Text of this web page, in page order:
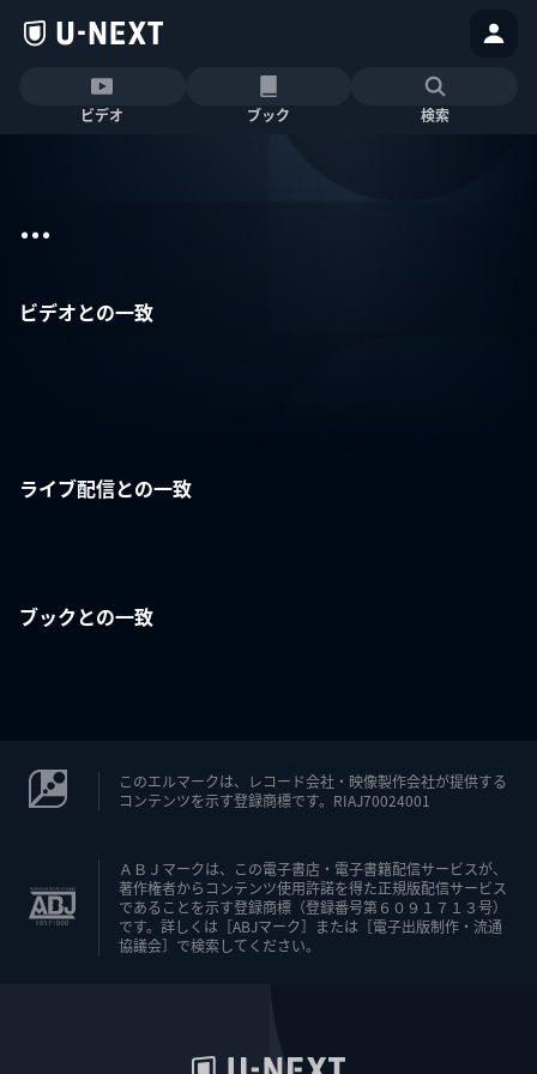
ビデオ ブック 検索
...
ビデオとの一致
ライブ配信との一致
ブックとの一致
このエルマークは、レコード会社・映像製作会社が提供する
コンテンツを示す登録商標です。RIAJ70024001
ＡＢＪマークは、この電子書店・電子書籍配信サービスが、
著作権者からコンテンツ使用許諾を得た正規版配信サービス
であることを示す登録商標（登録番号第６０９１７１３号）
です。詳しくは［ABJマーク］または［電子出版制作・流通
協議会］で検索してください。